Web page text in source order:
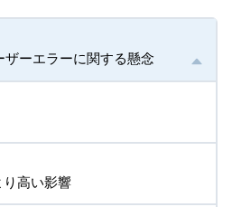
ーエラーに関する懸念
高い影響